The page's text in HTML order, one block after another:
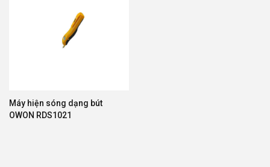
Máy hiện sóng dạng bút
OWON RDS1021